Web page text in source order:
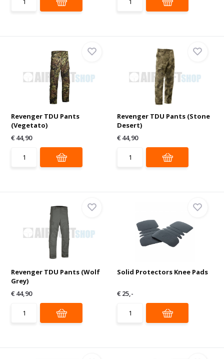
Revenger TDU Pants
(Vegetato)
€ 44,90
Revenger TDU Pants (Stone
Desert)
€ 44,90
Revenger TDU Pants (Wolf
Grey)
€ 44,90
Solid Protectors Knee Pads
€ 25,-